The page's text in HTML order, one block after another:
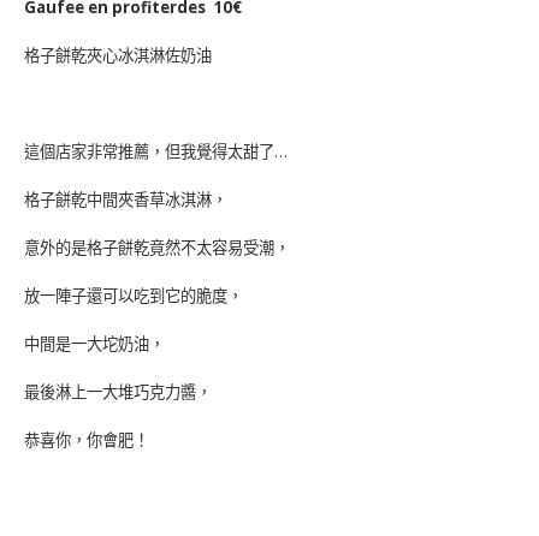
Gaufee en profiterdes 10€
格子餅乾夾心冰淇淋佐奶油
這個店家非常推薦，但我覺得太甜了…
格子餅乾中間夾香草冰淇淋，
意外的是格子餅乾竟然不太容易受潮，
放一陣子還可以吃到它的脆度，
中間是一大坨奶油，
最後淋上一大堆巧克力醬，
恭喜你，你會肥！